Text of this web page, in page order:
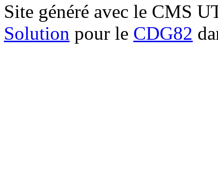
Site généré avec le CMS
Solution pour le CDG82